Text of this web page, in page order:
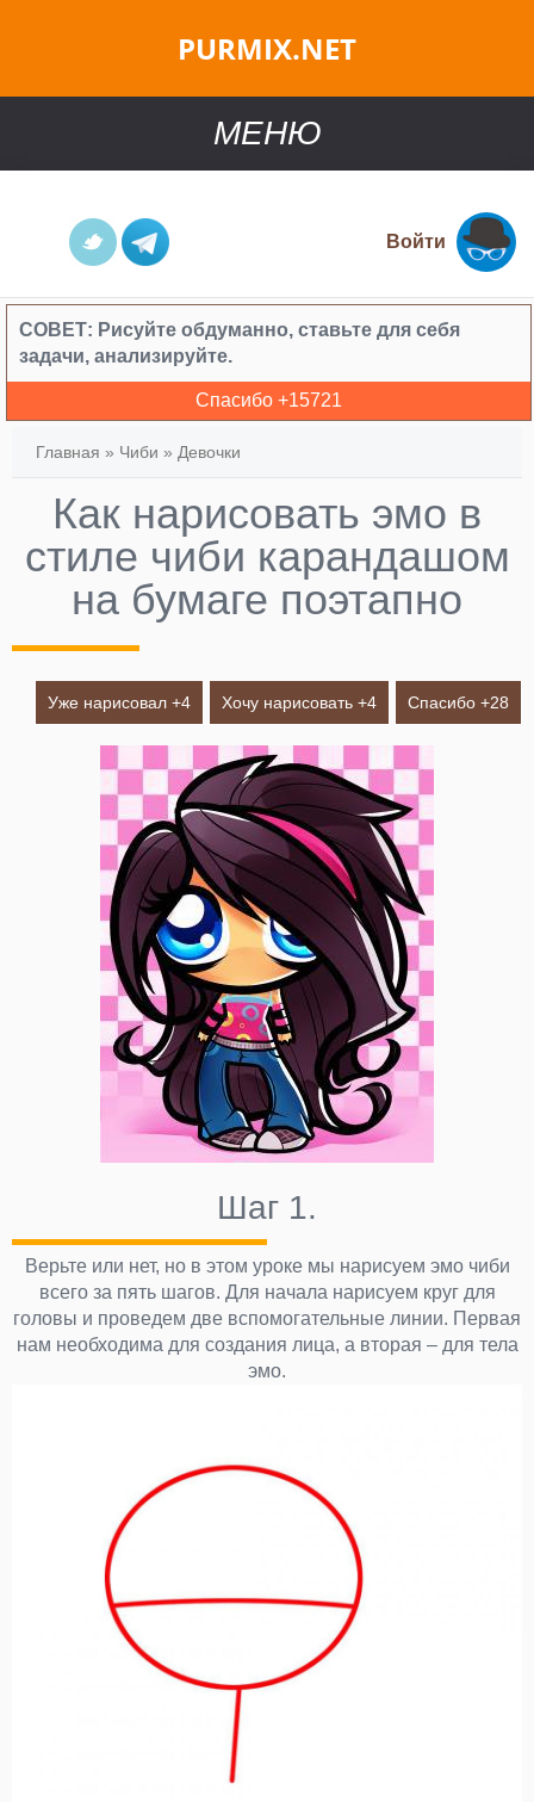
PURMIX.NET
МЕНЮ
Войти
СОВЕТ: Рисуйте обдуманно, ставьте для себя
задачи, анализируйте.
Спасибо +15721
Главная » Чиби » Девочки
Как нарисовать эмо в
стиле чиби карандашом
на бумаге поэтапно
Уже нарисовал +4 Хочу нарисовать +4 Спасибо +28
Шаг 1.
Верьте или нет, но в этом уроке мы нарисуем эмо чиби
всего за пять шагов. Для начала нарисуем круг для
головы и проведем две вспомогательные линии. Первая
нам необходима для создания лица, а вторая – для тела
эмо.